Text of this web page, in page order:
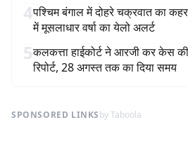
4पश्चिम बंगाल में दोहरे चक्रवात का
में मूसलाधार वर्षा का येलो अलर्ट
5कलकत्ता हाईकोर्ट ने आरजी कर केस
रिपोर्ट, 28 अगस्त तक का दिया समय
SPONSORED LINKSby Taboola